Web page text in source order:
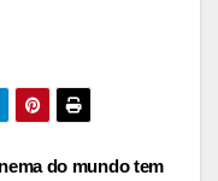
do mundo tem